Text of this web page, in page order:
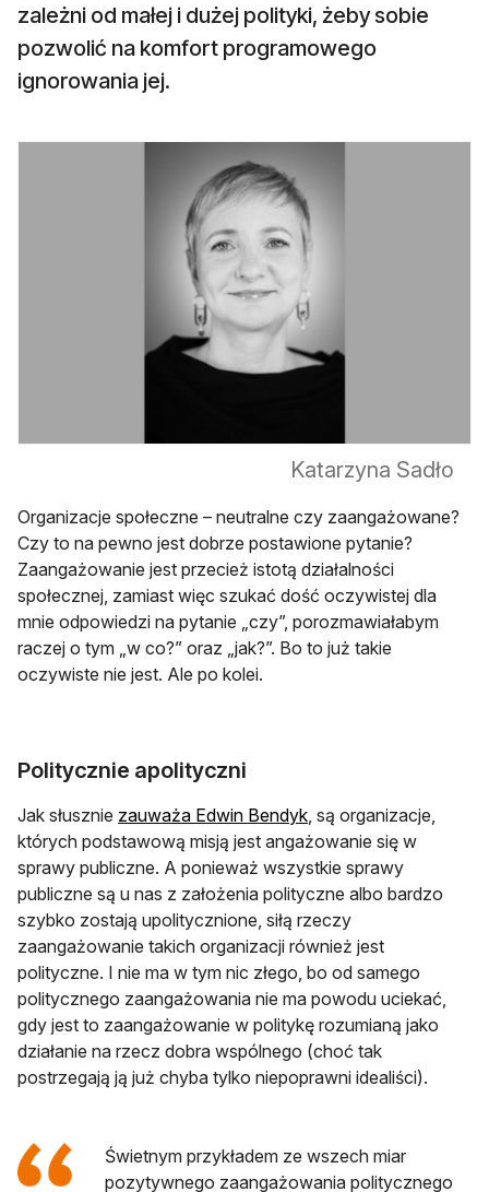
zależni od małej i dużej polityki, żeby sobie
pozwolić na komfort programowego
ignorowania jej.
Katarzyna Sadło
Organizacje społeczne – neutralne czy zaangażowane?
Czy to na pewno jest dobrze postawione pytanie?
Zaangażowanie jest przecież istotą działalności
społecznej, zamiast więc szukać dość oczywistej dla
mnie odpowiedzi na pytanie „czy”, porozmawiałabym
raczej o tym „w co?” oraz „jak?”. Bo to już takie
oczywiste nie jest. Ale po kolei.
Politycznie apolityczni
Jak słusznie zauważa Edwin Bendyk, są organizacje,
których podstawową misją jest angażowanie się w
sprawy publiczne. A ponieważ wszystkie sprawy
publiczne są u nas z założenia polityczne albo bardzo
szybko zostają upolitycznione, siłą rzeczy
zaangażowanie takich organizacji również jest
polityczne. I nie ma w tym nic złego, bo od samego
politycznego zaangażowania nie ma powodu uciekać,
gdy jest to zaangażowanie w politykę rozumianą jako
działanie na rzecz dobra wspólnego (choć tak
postrzegają ją już chyba tylko niepoprawni idealiści).
Świetnym przykładem ze wszech miar
pozytywnego zaangażowania politycznego